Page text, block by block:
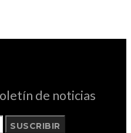
de noticias
SUSCRIBIR